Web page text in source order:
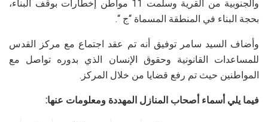
والجنوبية من القرية وسلمت 11 مواطن إخطارات بوقف البناء،
بحجة البناء في المنطقة المسماة “ج “.
وأضاف السيد سامر توفيق أنه تم عقد اجتماع مع مركز القدس
للمساعدات القانونية وحقوق الإنسان الذي بدوره تواصل مع
المواطنين حيث تم رفع قضايا من خلال المركز.
فيما يلي أسماء أصحاب المنازل المهددة ومعلومات عنها: